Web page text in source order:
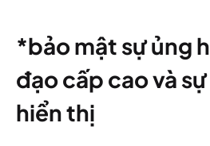
*bảo mật sự ủng
đạo cấp cao và
hiển thị